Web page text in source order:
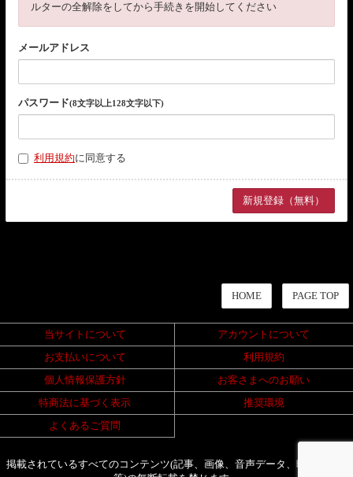
ルターの全解除をしてから手続きを開始してください
メールアドレス
パスワード(8文字以上128文字以下)
利用規約に同意する
HOME PAGE TOP
当サイトについて
アカウントについて
お支払いについて
利用規約
個人情報保護方針
お客さまへのお願い
特商法に基づく表示
推奨環境
よくあるご質問
掲載されているすべてのコンテンツ(記事、画像、音声データ、映像データ